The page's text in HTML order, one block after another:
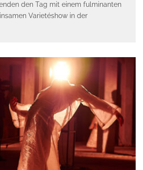
den Tag mit einem fulminanten
Varietéshow in der